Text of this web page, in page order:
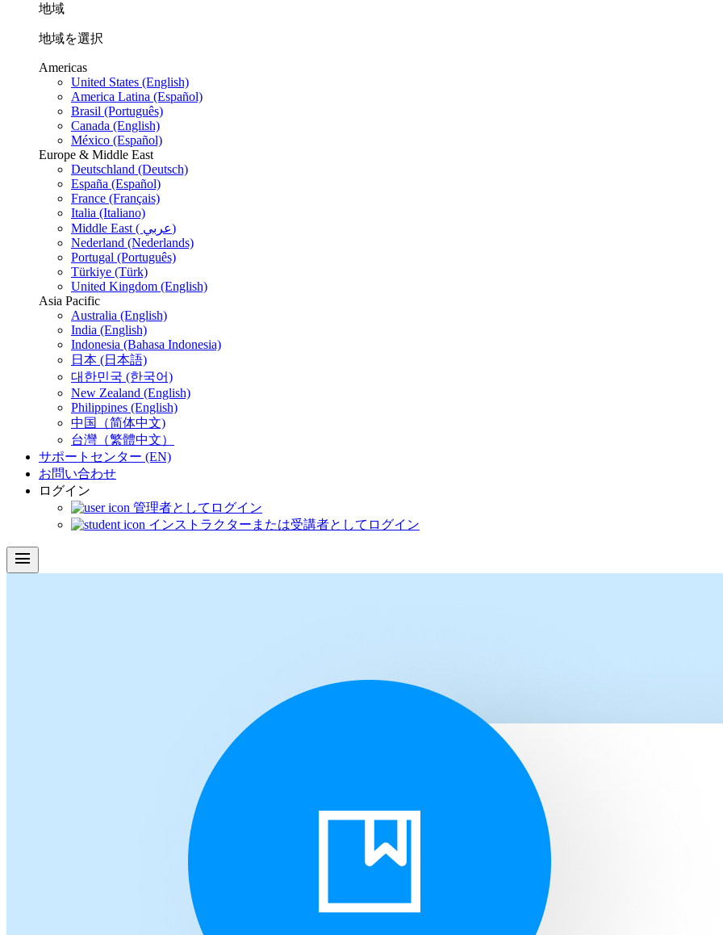
地域
地域を選択
Americas
United States (English)
America Latina (Español)
Brasil (Português)
Canada (English)
México (Español)
Europe & Middle East
Deutschland (Deutsch)
España (Español)
France (Français)
Italia (Italiano)
Middle East ( عربي)
Nederland (Nederlands)
Portugal (Português)
Türkiye (Türk)
United Kingdom (English)
Asia Pacific
Australia (English)
India (English)
Indonesia (Bahasa Indonesia)
日本 (日本語)
대한민국 (한국어)
New Zealand (English)
Philippines (English)
中国（简体中文)
台灣（繁體中文）
サポートセンター (EN)
お問い合わせ
ログイン
管理者としてログイン
インストラクターまたは受講者としてログイン
menu